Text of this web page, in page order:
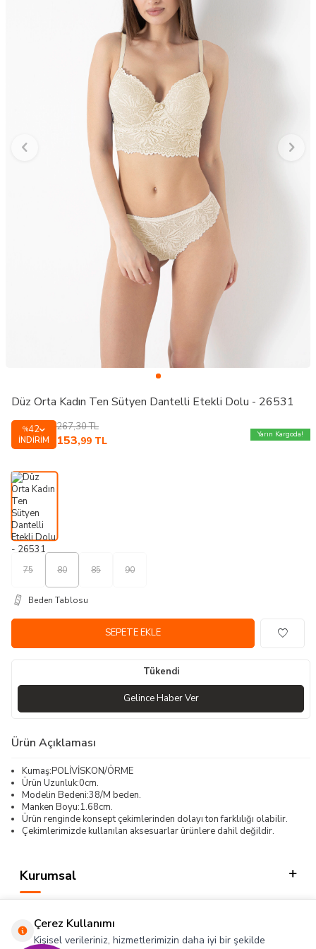
Düz Orta Kadın Ten Sütyen Dantelli Etekli Dolu - 26531
%42
İNDIRIM
267,30TL
153,99 TL
Yarın Kargoda!
75 80 85 90
Beden Tablosu
SEPETE EKLE
Tükendi
Gelince Haber Ver
Ürün Açıklaması
Kumaş:POLİVİSKON/ÖRME
Ürün Uzunluk:0cm.
Modelin Bedeni:38/M beden.
Manken Boyu:1.68cm.
Ürün renginde konsept çekimlerinden dolayı ton farklılığı olabilir.
Çekimlerimizde kullanılan aksesuarlar ürünlere dahil değildir.
Kurumsal
Hızlı Erişim
Çerez Kullanımı
Kişisel verileriniz, hizmetlerimizin daha iyi bir şekilde